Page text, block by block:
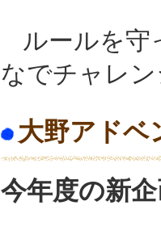
ルールを守
なでチャレ
大野アドベ
今年度の新